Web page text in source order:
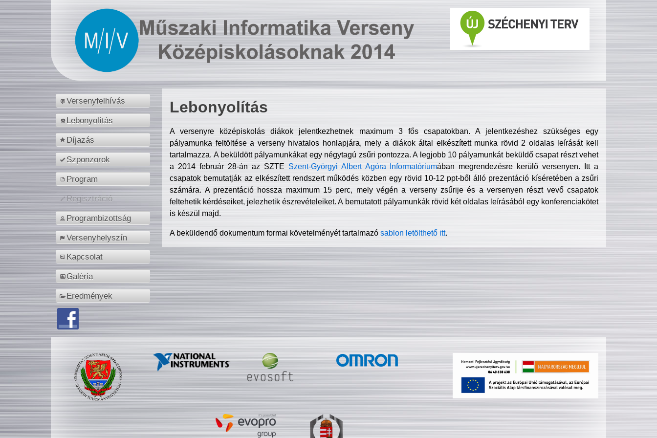
Versenyfelhívás
Lebonyolítás
Díjazás
Szponzorok
Program
Regisztráció
Programbizottság
Versenyhelyszín
Kapcsolat
Galéria
Eredmények
Lebonyolítás
A versenyre középiskolás diákok jelentkezhetnek maximum 3 fős csapatokban. A jelentkezéshez szükséges egy
pályamunka feltöltése a verseny hivatalos honlapjára, mely a diákok által elkészített munka rövid 2 oldalas leírását kell
tartalmazza. A beküldött pályamunkákat egy négytagú zsűri pontozza. A legjobb 10 pályamunkát beküldő csapat részt vehet
a 2014 február 28-án az SZTE Szent-Györgyi Albert Agóra Informatóriumában megrendezésre kerülő versenyen. Itt a
csapatok bemutatják az elkészített rendszert működés közben egy rövid 10-12 ppt-ből álló prezentáció kíséretében a zsűri
számára. A prezentáció hossza maximum 15 perc, mely végén a verseny zsűrije és a versenyen részt vevő csapatok
feltehetik kérdéseiket, jelezhetik észrevételeiket. A bemutatott pályamunkák rövid két oldalas leírásából egy konferenciakötet
is készül majd.
A beküldendő dokumentum formai követelményét tartalmazósablon letölthető itt.